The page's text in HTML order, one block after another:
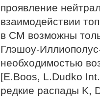
проявление
взаимодействии
в СМ возможны
Глэшоу-
необходимостью
[E.Boos, L.Dudko
редкие распады K,